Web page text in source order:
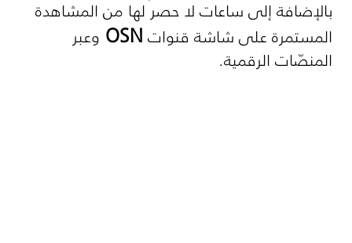
بالإضافة إلى ساعات لا حصر لها من المشاهدة
المستمرة على شاشة قنواتOSN وعبر
المنصّات الرقمية.